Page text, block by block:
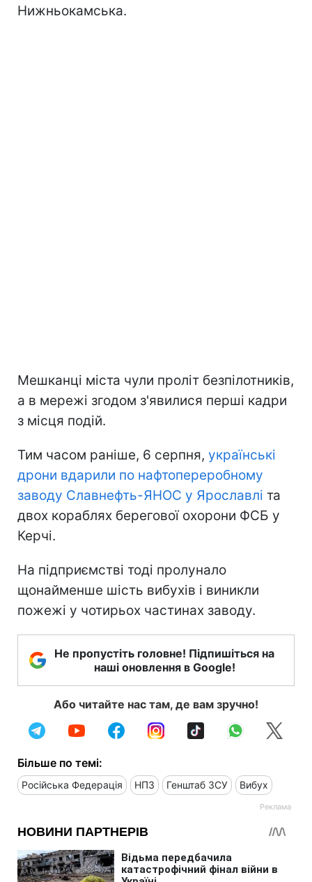
Нижньокамська.
Мешканці міста чули проліт безпілотників,
а в мережі згодом з'явилися перші кадри
з місця подій.
Тим часом раніше, 6 серпня, українські
дрони вдарили по нафтопереробному
заводу Славнефть-ЯНОС у Ярославлі та
двох кораблях берегової охорони ФСБ у
Керчі.
На підприємстві тоді пролунало
щонайменше шість вибухів і виникли
пожежі у чотирьох частинах заводу.
Не пропустіть головне! Підпишіться на
наші оновлення в Google!
Або читайте нас там, де вам зручно!
Більше по темі:
Російська Федерація НПЗ Генштаб ЗСУ Вибух